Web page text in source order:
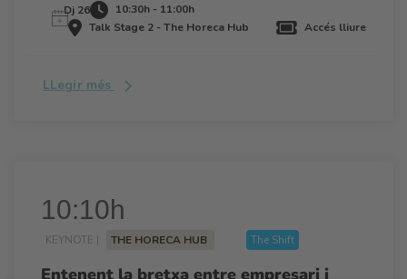
Dj 26
10:30h - 11:00h
Talk Stage 2 - The Horeca Hub
Accés lliure
LLegir més
10:10h
KEYNOTE | THE HORECA HUB The Shift
Entenent la bretxa entre empresari i